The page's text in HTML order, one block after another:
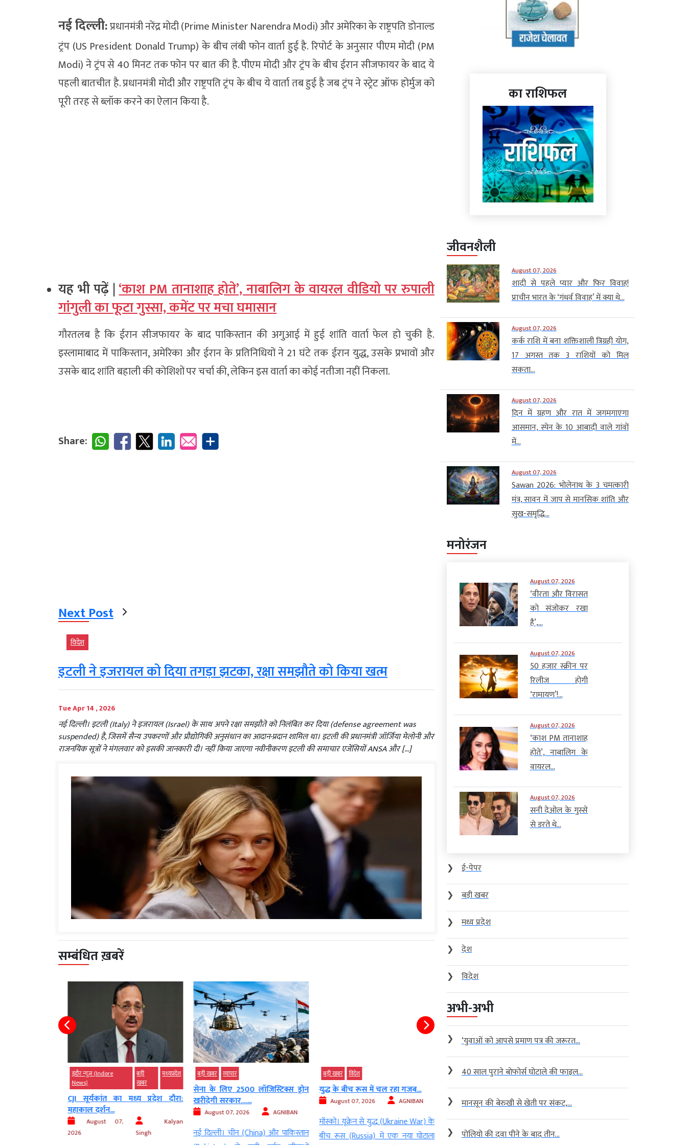
नई दिल्ली:प्रधानमंत्री नरेंद्र मोदी (Prime Minister Narendra Modi) और अमेरिका के राष्ट्रपति डोनाल्ड
ट्रंप (US President Donald Trump) के बीच लंबी फोन वार्ता हुई है. रिपोर्ट के अनुसार पीएम मोदी (PM
Modi) ने ट्रंप से 40 मिनट तक फोन पर बात की है. पीएम मोदी और ट्रंप के बीच ईरान सीजफायर के बाद ये
पहली बातचीत है. प्रधानमंत्री मोदी और राष्ट्रपति ट्रंप के बीच ये वार्ता तब हुई है जब ट्रंप ने स्ट्रेट ऑफ होर्मुज को
पूरी तरह से ब्लॉक करने का ऐलान किया है.
यह भी पढ़ें |‘काश PM तानाशाह होते’, नाबालिग के वायरल वीडियो पर रुपाली
गांगुली का फूटा गुस्सा, कमेंट पर मचा घमासान
गौरतलब है कि ईरान सीजफायर के बाद पाकिस्तान की अगुआई में हुई शांति वार्ता फेल हो चुकी है.
इस्लामाबाद में पाकिस्तान, अमेरिका और ईरान के प्रतिनिधियों ने 21 घंटे तक ईरान युद्ध, उसके प्रभावों और
उसके बाद शांति बहाली की कोशिशों पर चर्चा की, लेकिन इस वार्ता का कोई नतीजा नहीं निकला.
Share:
Next Post
विदेश
इटली ने इजरायल को दिया तगड़ा झटका, रक्षा समझौते को किया खत्म
Tue Apr 14 , 2026
नई दिल्ली। इटली (Italy) ने इजरायल (Israel) के साथ अपने रक्षा समझौते को निलंबित कर दिया (defense agreement was
suspended) है, जिसमें सैन्य उपकरणों और प्रौद्योगिकी अनुसंधान का आदान-प्रदान शामिल था। इटली की प्रधानमंत्री जॉर्जिया मेलोनी और
राजनयिक सूत्रों ने मंगलवार को इसकी जानकारी दी। नहीं किया जाएगा नवीनीकरण इटली की समाचार एजेंसियों ANSA और […]
सम्बंधित ख़बरें
इंदौर न्यूज़ (Indore
News)
बड़ी
खबर
मध्‍यप्रदेश
CJI सूर्यकांत का मध्य प्रदेश दौरा:
महाकाल दर्शन...
August 07,
2026
Kalyan
Singh
बड़ी खबर व्‍यापार
सेना के लिए 2500 लॉजिस्टिक्स ड्रोन
खरीदेगी सरकार…...
August 07, 2026 AGNIBAN
नई दिल्ली। चीन (China) और पाकिस्तान
बड़ी खबर विदेश
युद्ध के बीच रूस में चल रहा गजब...
August 07, 2026 AGNIBAN
मॉस्को। यूक्रेन से युद्ध (Ukraine War) के
बीच रूस (Russia) में एक नया घोटाला
बड़ी खबर राजनीति
संसद का गतिरोध खत्म करने की
कोशिश तेज,...
नई दिल्ली। संसद के मानसून सत्र
बड़ी खबर
लद्दाख के ऊंचे पर्वतीय क्षेत्रों में शुरू
का राशिफल
जीवनशैली
August 07, 2026
शादी से पहले प्यार और फिर विवाह!
प्राचीन भारत के ‘गंधर्व विवाह’ में क्या थे...
August 07, 2026
कर्क राशि में बना शक्तिशाली त्रिग्रही योग,
17 अगस्त तक 3 राशियों को मिल
सकता...
August 07, 2026
दिन में ग्रहण और रात में जगमगाएगा
आसमान, स्पेन के 10 आबादी वाले गांवों
में...
August 07, 2026
Sawan 2026: भोलेनाथ के 3 चमत्कारी
मंत्र, सावन में जाप से मानसिक शांति और
सुख-समृद्धि...
मनोरंजन
August 07, 2026
‘वीरता और विरासत
को संजोकर रखा
है’,...
August 07, 2026
50 हजार स्क्रीन पर
रिलीज होगी
‘रामायण’!...
August 07, 2026
‘काश PM तानाशाह
होते’, नाबालिग के
वायरल...
August 07, 2026
सनी देओल के गुस्से
से डरते थे...
❯
ई-पेपर
❯
बड़ी खबर
❯
मध्य प्रदेश
❯
देश
❯
विदेश
अभी-अभी
❯ ‘युवाओं को आपसे प्रमाण पत्र की जरूरत...
❯ 40 साल पुराने बोफोर्स घोटाले की फाइल...
❯ मानसून की बेरुखी से खेती पर संकट,...
❯ पोलियो की दवा पीने के बाद तीन...